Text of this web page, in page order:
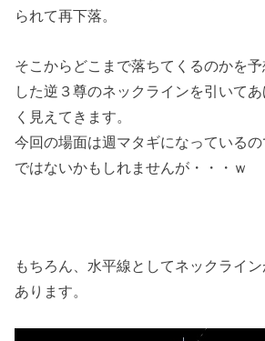
られて再下落。
そこからどこまで落ちてくるのかを
した逆３尊のネックラインを引いて
く見えてきます。
今回の場面は週マタギになっている
ではないかもしれませんが・・・ｗ
もちろん、水平線としてネックライ
あります。